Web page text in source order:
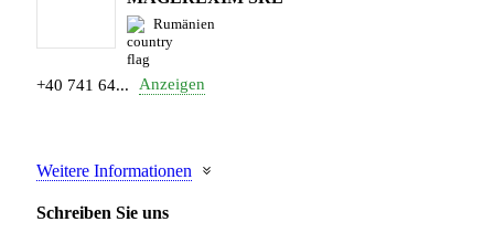
Rumänien
+40 741 64... Anzeigen
Weitere Informationen
Schreiben Sie uns